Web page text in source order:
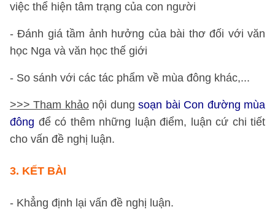
việc thể hiện tâm trạng của con người
- Đánh giá tầm ảnh hưởng của bài thơ đối với văn
học Nga và văn học thế giới
- So sánh với các tác phẩm về mùa đông khác,...
>>> Tham khảonội dungsoạn bài Con đường mùa
đông để có thêm những luận điểm, luận cứ chi tiết
cho vấn đề nghị luận.
3. KẾT BÀI
- Khẳng định lại vấn đề nghị luận.